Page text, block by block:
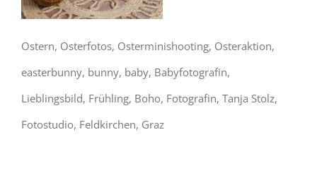
Ostern, Osterfotos, Osterminishooting, Osteraktion,
easterbunny, bunny, baby, Babyfotografin,
Lieblingsbild, Frühling, Boho, Fotografin, Tanja Stolz,
Fotostudio, Feldkirchen, Graz